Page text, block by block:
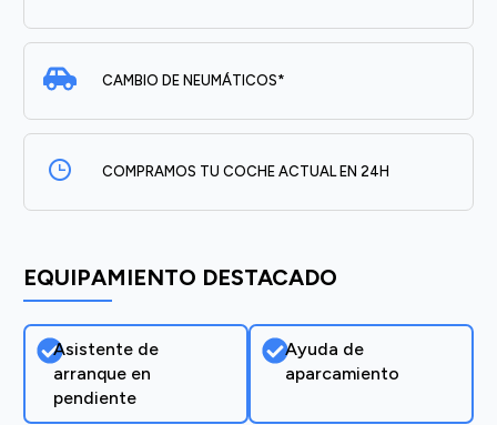
CAMBIO DE NEUMÁTICOS*
COMPRAMOS TU COCHE ACTUAL EN 24H
EQUIPAMIENTO DESTACADO
Asistente de
arranque en
pendiente
Ayuda de
aparcamiento